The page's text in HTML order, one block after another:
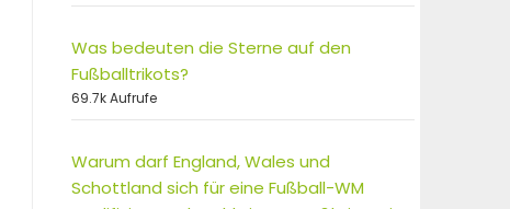
Was bedeuten die Sterne auf den
Fußballtrikots?
69.7k Aufrufe
Warum darf England, Wales und
Schottland sich für eine Fußball-WM